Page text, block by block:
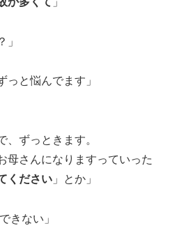
」
っと悩んでます」
、ずっときます。
母さんになりますっていった
ください 」とか」
きない」